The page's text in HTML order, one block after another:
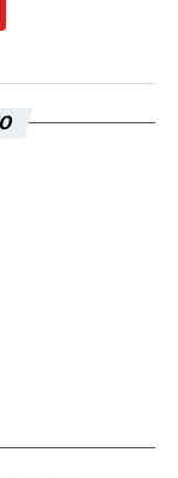
i ragazzi
Rossi? Lo
qualità,